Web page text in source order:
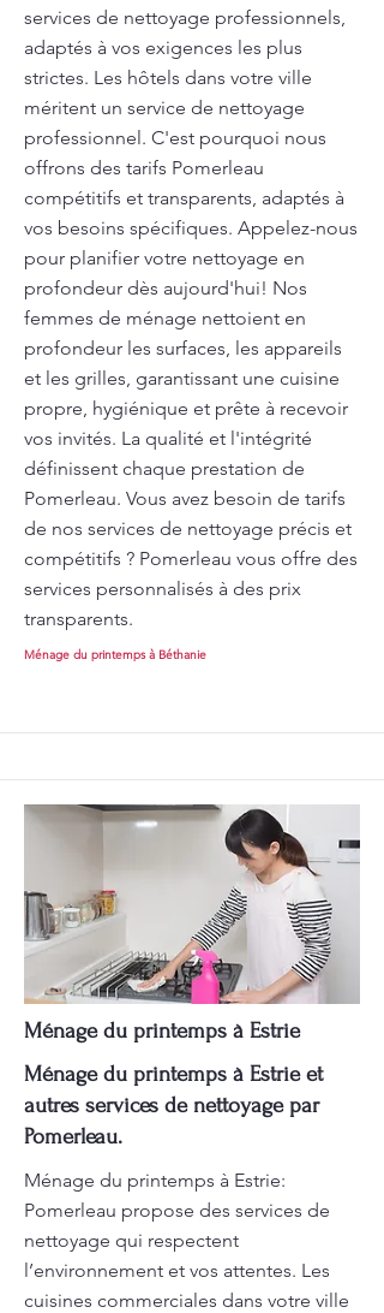
services de nettoyage professionnels,
adaptés à vos exigences les plus
strictes. Les hôtels dans votre ville
méritent un service de nettoyage
professionnel. C'est pourquoi nous
offrons des tarifs Pomerleau
compétitifs et transparents, adaptés à
vos besoins spécifiques. Appelez-nous
pour planifier votre nettoyage en
profondeur dès aujourd'hui! Nos
femmes de ménage nettoient en
profondeur les surfaces, les appareils
et les grilles, garantissant une cuisine
propre, hygiénique et prête à recevoir
vos invités. La qualité et l'intégrité
définissent chaque prestation de
Pomerleau. Vous avez besoin de tarifs
de nos services de nettoyage précis et
compétitifs ? Pomerleau vous offre des
services personnalisés à des prix
transparents.
Ménage du printemps à Béthanie
Ménage du printemps à Estrie
Ménage du printemps à Estrie et
autres services de nettoyage par
Pomerleau.
Ménage du printemps à Estrie:
Pomerleau propose des services de
nettoyage qui respectent
l’environnement et vos attentes. Les
cuisines commerciales dans votre ville